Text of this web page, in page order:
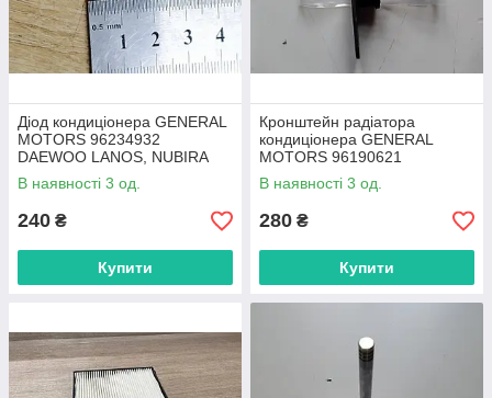
Діод кондиціонера GENERAL
MOTORS 96234932
DAEWOO LANOS, NUBIRA
В наявності 3 од.
240 ₴
Купити
Кронштейн радіатора
кондиціонера GENERAL
MOTORS 96190621
DAEWOO LANOS, NUBIRA
В наявності 3 од.
280 ₴
Купити